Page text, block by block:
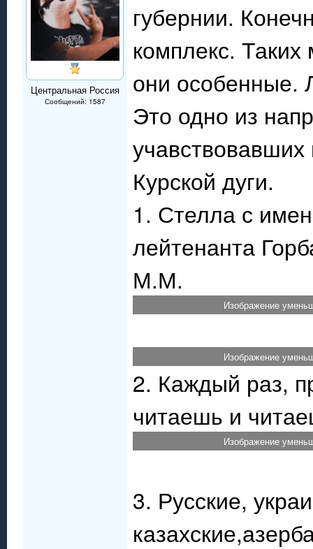
Центральная Россия
Сообщений: 1587
губернии.
комплекс.
они особенные.
Это одно из
Курской дуги.
1. Стелла с
лейтенанта
М.М.
Изображение
Изображение
2. Каждый раз,
читаешь и
Изображение
3. Русские,